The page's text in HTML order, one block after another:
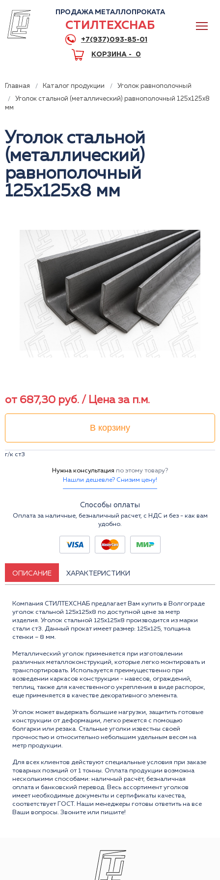
+7(937)093-85-01
Горячая линия
ПРОДАЖА МЕТАЛЛОПРОКАТА
СТИЛТЕХСНАБ
+7(937)093-85-01
КОРЗИНА - 0
Главная Каталог продукции
Уголок равнополочный
Уголок стальной (металлический) равнополочный 125x125x8
мм
Уголок стальной
(металлический)
равнополочный
125x125x8 мм
от 687,30 руб. / Цена за п.м.
В корзину
г/к ст3
Нужна консультация по этому товару?
Нашли дешевле? Снизим цену!
Способы оплаты
Оплата за наличные, безналичный расчет, с НДС и без - как вам
удобно.
ОПИСАНИЕ ХАРАКТЕРИСТИКИ
Компания СТИЛТЕХСНАБ предлагает Вам купить в Волгограде
уголок стальной 125x125x8 по доступной цене за метр
изделия. Уголок стальной 125х125х8 производится из марки
стали ст3. Данный прокат имеет размер: 125x125, толщина
стенки – 8 мм.
Металлический уголок применяется при изготовлении
различных металлоконструкций, которые легко монтировать и
транспортировать. Используется преимущественно при
возведении каркасов конструкции - навесов, ограждений,
теплиц, также для качественного укрепления в виде распорок,
еще применяется в качестве декоративного элемента.
Уголок может выдержать большие нагрузки, защитить готовые
конструкции от деформации, легко режется с помощью
болгарки или резака. Стальные уголки известны своей
прочностью и относительно небольшим удельным весом на
метр продукции.
Для всех клиентов действуют специальные условия при заказе
товарных позиций от 1 тонны. Оплата продукции возможна
несколькими способами: наличный расчёт, безналичная
оплата и банковский перевод. Весь ассортимент уголков
имеет необходимые документы и сертификаты качества,
соответствует ГОСТ. Наши менеджеры готовы ответить на все
Ваши вопросы. Звоните или пишите!